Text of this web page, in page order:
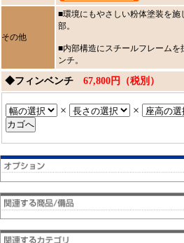
その他
■環境にもやさしい粉体塗装を
部。
■内部構造にスチールフレーム
ンチ。
◆フィンベンチ 67,800円（税別）
× ×